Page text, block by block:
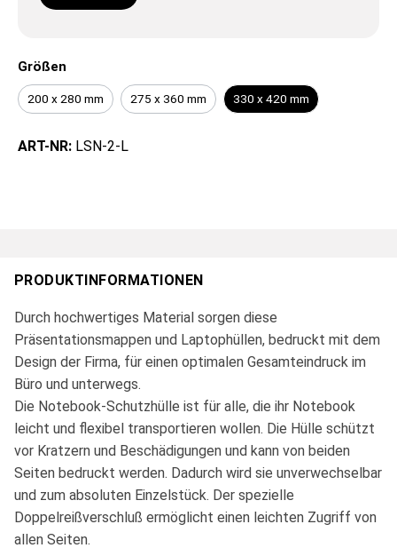
Größen
200 x 280 mm 275 x 360 mm 330 x 420 mm
ART-NR: LSN-2-L
PRODUKTINFORMATIONEN
Durch hochwertiges Material sorgen diese
Präsentationsmappen und Laptophüllen, bedruckt mit dem
Design der Firma, für einen optimalen Gesamteindruck im
Büro und unterwegs.
Die Notebook-Schutzhülle ist für alle, die ihr Notebook
leicht und flexibel transportieren wollen. Die Hülle schützt
vor Kratzern und Beschädigungen und kann von beiden
Seiten bedruckt werden. Dadurch wird sie unverwechselbar
und zum absoluten Einzelstück. Der spezielle
Doppelreißverschluß ermöglicht einen leichten Zugriff von
allen Seiten.